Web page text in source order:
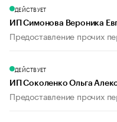
ДЕЙСТВУЕТ
ИП Симонова Вероника
Предоставление прочих
ДЕЙСТВУЕТ
ИП Соколенко Ольга
Предоставление прочих